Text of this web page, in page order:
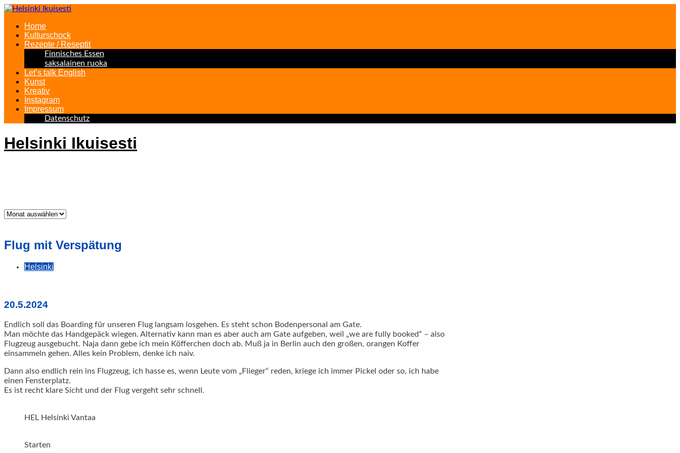
Home
Kulturschock
Rezepte / Reseptit
Finnisches Essen
saksalainen ruoka
Let’s talk English
Kunst
Kreativ
Instagram
Impressum
Datenschutz
Helsinki Ikuisesti
Was
Flug mit Verspätung
Helsinki
20.5.2024
Endlich soll das Boarding für unseren Flug langsam losgehen. Es steht schon Bodenpersonal am Gate.
Man möchte das Handgepäck wiegen. Alternativ kann man es aber auch am Gate aufgeben, weil „we are fully booked“ – also
Flugzeug ausgebucht. Naja dann gebe ich mein Köfferchen doch ab. Muß ja in Berlin auch den großen, orangen Koffer
einsammeln gehen. Alles kein Problem, denke ich naiv.
Dann also endlich rein ins Flugzeug, ich hasse es, wenn Leute vom „Flieger“ reden, kriege ich immer Pickel oder so, ich habe
einen Fensterplatz.
Es ist recht klare Sicht und der Flug vergeht sehr schnell.
HEL Helsinki Vantaa
Starten